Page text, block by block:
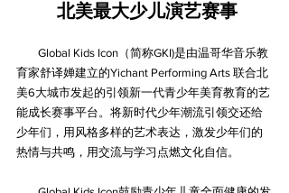
北美最大少儿演艺赛事
育家舒译婵建立的Yichant Performing Arts 联合北
美6大城市发起的引领新一代青少年美育教育的艺
能成长赛事平台。将新时代少年潮流引领交还给
少年们，用风格多样的艺术表达，激发少年们的
热情与共鸣，用交流与学习点燃文化自信。